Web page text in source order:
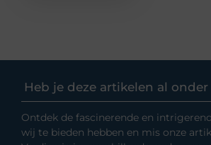
Heb je deze artikelen al
Ontdek de fascinerende en
wij te bieden hebben en mis onze